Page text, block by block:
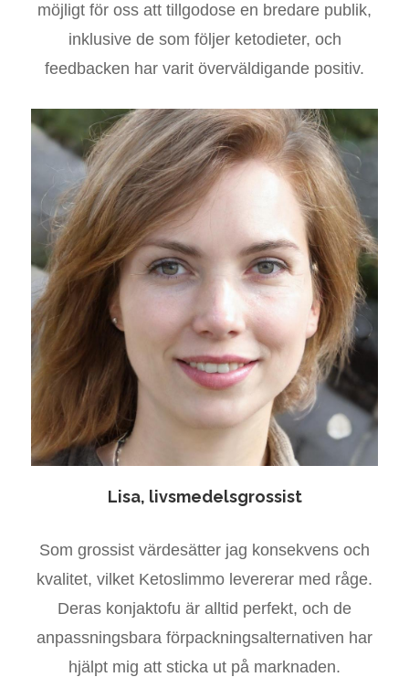
möjligt för oss att tillgodose en bredare publik,
inklusive de som följer ketodieter, och
feedbacken har varit överväldigande positiv.
Lisa, livsmedelsgrossist
Som grossist värdesätter jag konsekvens och
kvalitet, vilket Ketoslimmo levererar med råge.
Deras konjaktofu är alltid perfekt, och de
anpassningsbara förpackningsalternativen har
hjälpt mig att sticka ut på marknaden.